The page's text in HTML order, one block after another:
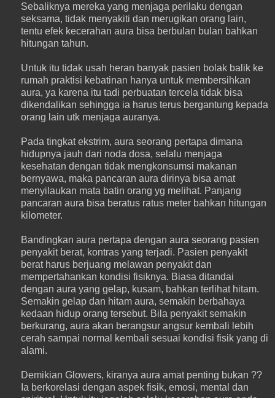
Sebaliknya mereka yang menjaga perilaku dengan
seksama, tidak menyakiti dan merugikan orang lain,
tentu efek kecerahan aura bisa berbulan bulan bahkan
hitungan tahun.
Untuk itu tidak usah heran banyak pasien bolak balik ke
rumah praktisi kebatinan hanya untuk membersihkan
aura, ya karena itu tadi perbuatan tercela tidak bisa
dikendalikan sehingga ia harus terus bergantung kepada
orang lain utk menjaga auranya.
Pada tingkat ekstrim, aura seorang pertapa dimana
hidupnya jauh dari noda dosa, selalu menjaga
kesehatan dengan tidak mengkonsumsi makanan
bernyawa, maka pancaran aura dirinya bisa amat
menyilaukan mata batin orang yg melihat. Panjang
pancaran aura bisa beratus ratus meter bahkan hitungan
kilometer.
Bandingkan aura pertapa dengan aura seorang pasien
penyakit berat, kontras yang terjadi. Pasien penyakit
berat harus berjuang melawan penyakit dan
mempertahankan kondisi fisiknya. Biasa ditandai
dengan aura yang gelap, kusam, bahkan terlihat hitam.
Semakin gelap dan hitam aura, semakin berbahaya
kedaan hidup orang tersebut. Bila penyakit semakin
berkurang, aura akan berangsur angsur kembali lebih
cerah sampai normal kembali sesuai kondisi fisik yang di
alami.
Demikian Glowers, kiranya aura amat penting bukan ??
Ia berkorelasi dengan aspek fisik, emosi, mental dan